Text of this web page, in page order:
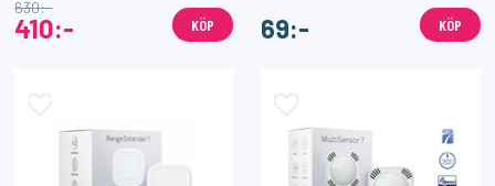
410:-
630:-
KÖP
69:- KÖP